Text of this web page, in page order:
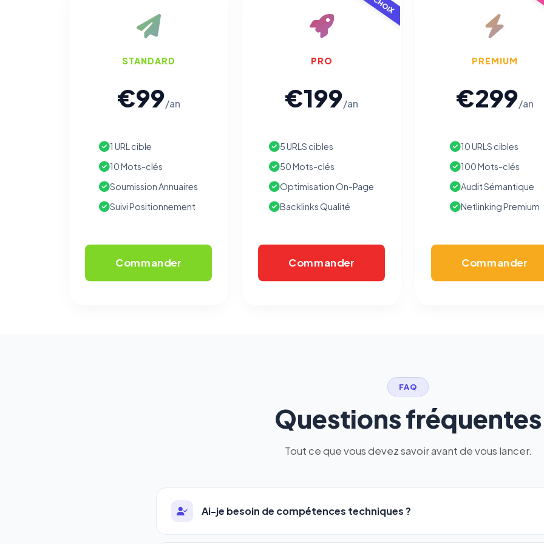
STANDARD
€99/an
1 URL cible
10 Mots-clés
Soumission Annuaires
Suivi Positionnement
Commander
PRO
€199/an
5 URLS cibles
50 Mots-clés
Optimisation On-Page
Backlinks Qualité
Commander
PREMIUM
€299/an
10 URLS cibles
100 Mots-clés
Audit Sémantique
Netlinking Premium
Commander
FAQ
Questions fréquentes
Tout ce que vous devez savoir avant de vous lancer.
Ai-je besoin de compétences techniques ?